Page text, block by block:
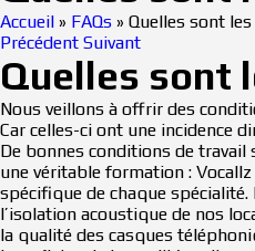
Accueil » FAQs » Quelles sont
Précédent Suivant
Quelles sont
Nous veillons à offrir des
Car celles-ci ont une incidence
De bonnes conditions de travail
une véritable formation :
spécifique de chaque spécialité.
l’isolation acoustique de nos
la qualité des casques